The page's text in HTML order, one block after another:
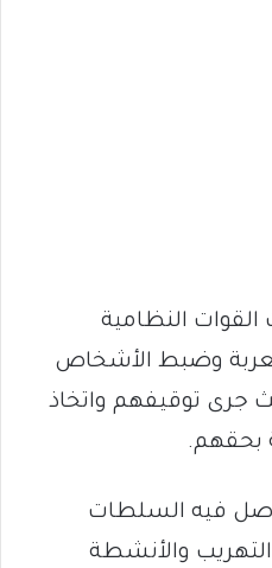
القوات النظامية
وضبط الأشخاص
جرى توقيفهم واتخاذ
بحقهم.
فيه السلطات
والأنشطة